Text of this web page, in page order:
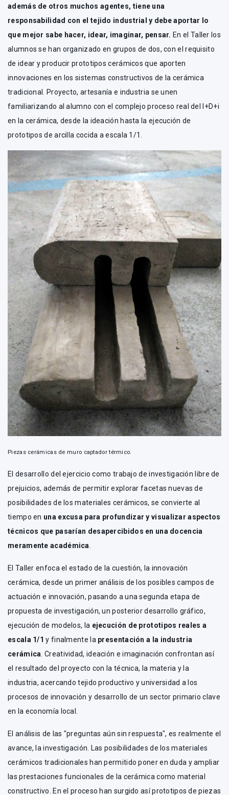
además de otros muchos agentes, tiene una
responsabilidad con el tejido industrial y debe aportar lo
que mejor sabe hacer, idear, imaginar, pensar. En el Taller los
alumnos se han organizado en grupos de dos, con el requisito
de idear y producir prototipos cerámicos que aporten
innovaciones en los sistemas constructivos de la cerámica
tradicional. Proyecto, artesanía e industria se unen
familiarizando al alumno con el complejo proceso real del I+D+i
en la cerámica, desde la ideación hasta la ejecución de
prototipos de arcilla cocida a escala 1/1.
Piezas cerámicas de muro captador térmico.
El desarrollo del ejercicio como trabajo de investigación libre de
prejuicios, además de permitir explorar facetas nuevas de
posibilidades de los materiales cerámicos, se convierte al
tiempo en una excusa para profundizar y visualizar aspectos
técnicos que pasarían desapercibidos en una docencia
meramente académica.
El Taller enfoca el estado de la cuestión, la innovación
cerámica, desde un primer análisis de los posibles campos de
actuación e innovación, pasando a una segunda etapa de
propuesta de investigación, un posterior desarrollo gráfico,
ejecución de modelos, la ejecución de prototipos reales a
escala 1/1 y finalmente la presentación a la industria
cerámica. Creatividad, ideación e imaginación confrontan así
el resultado del proyecto con la técnica, la materia y la
industria, acercando tejido productivo y universidad a los
procesos de innovación y desarrollo de un sector primario clave
en la economía local.
El análisis de las "preguntas aún sin respuesta", es realmente el
avance, la investigación. Las posibilidades de los materiales
cerámicos tradicionales han permitido poner en duda y ampliar
las prestaciones funcionales de la cerámica como material
constructivo. En el proceso han surgido así prototipos de piezas